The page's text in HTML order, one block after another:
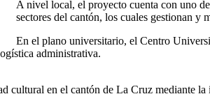
A nivel local, el proyecto cuenta con uno
sectores del cantón, los cuales gestionan y
En el plano universitario, el Centro
administrativa.
cultural en el cantón de La Cruz mediante